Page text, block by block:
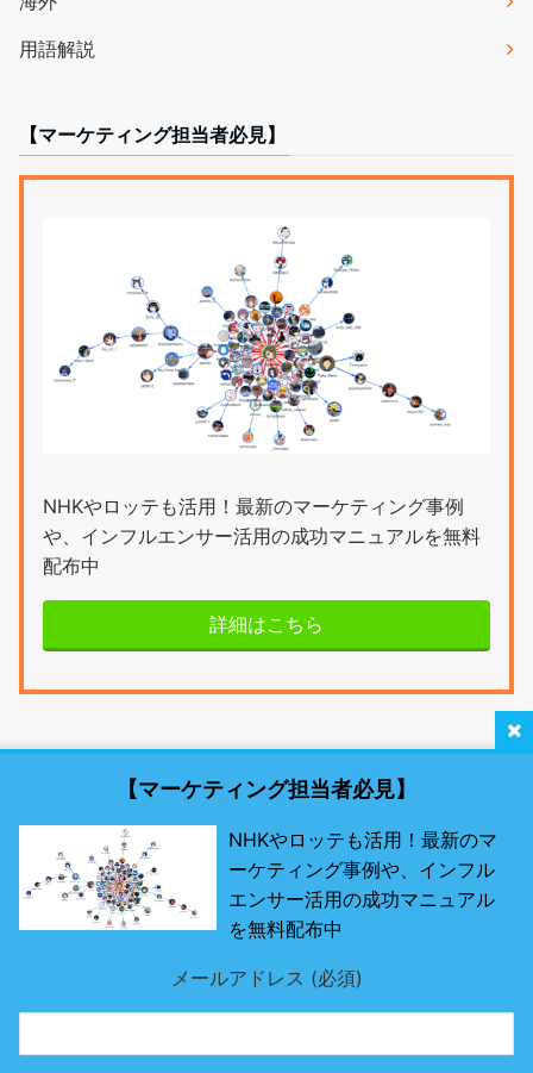
用語解説
【マーケティング担当者必見】
NHKやロッテも活用！最新のマーケティング事例
や、インフルエンサー活用の成功マニュアルを無料
配布中
詳細はこちら
最新SNSマーケティング研究所 by misosil
【マーケティング担当者必見】
NHKやロッテも活用！最新のマ
ーケティング事例や、インフル
エンサー活用の成功マニュアル
を無料配布中
メールアドレス (必須)